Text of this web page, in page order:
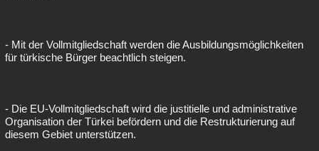
- Mit der Vollmitgliedschaft werden die Ausbildungsmöglichkeiten
für türkische Bürger beachtlich steigen.
- Die EU-Vollmitgliedschaft wird die justitielle und administrative
Organisation der Türkei befördern und die Restrukturierung auf
diesem Gebiet unterstützen.